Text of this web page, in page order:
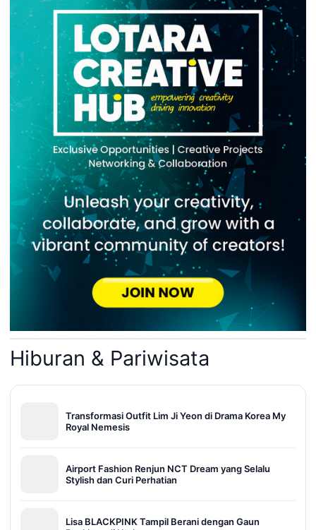
Hiburan & Pariwisata
Transformasi Outfit Lim Ji Yeon di Drama Korea My
Royal Nemesis
Airport Fashion Renjun NCT Dream yang Selalu
Stylish dan Curi Perhatian
Lisa BLACKPINK Tampil Berani dengan Gaun